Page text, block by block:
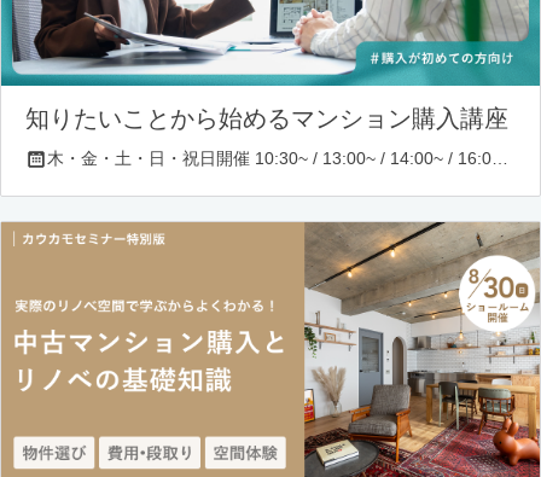
知りたいことから始めるマンション購入講座
木・金・土・日・祝日開催 10:30~ / 13:00~ / 14:00~ / 16:00~ / 17:00~/ 18:30~/ 19:30~